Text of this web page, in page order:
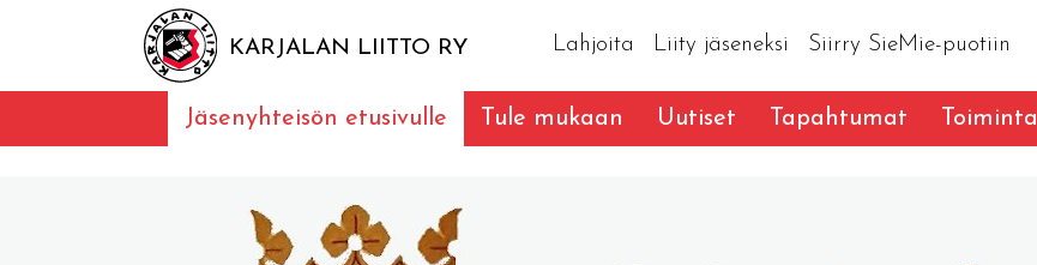
KARJALAN LIITTO RY Lahjoita Liity jäseneksi Siirry SieMie-puotiin
Jäsenyhteisön etusivulle Tule mukaan Uutiset Tapahtumat Toiminta